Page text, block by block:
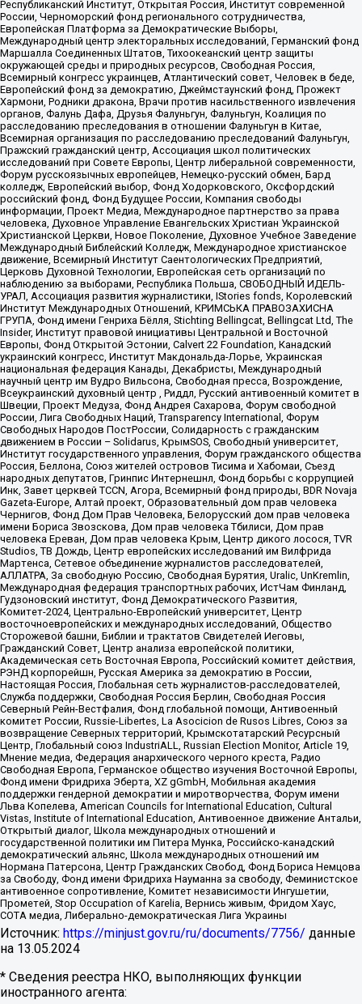
Республиканский Институт, Открытая Россия, Институт современной
России, Черноморский фонд регионального сотрудничества,
Европейская Платформа за Демократические Выборы,
Международный центр электоральных исследований, Германский фонд
Маршалла Соединенных Штатов, Тихоокеанский центр защиты
окружающей среды и природных ресурсов, Свободная Россия,
Всемирный конгресс украинцев, Атлантический совет, Человек в беде,
Европейский фонд за демократию, Джеймстаунский фонд, Прожект
Хармони, Родники дракона, Врачи против насильственного извлечения
органов, Фалунь Дафа, Друзья Фалуньгун, Фалуньгун, Коалиция по
расследованию преследования в отношении Фалуньгун в Китае,
Всемирная организация по расследованию преследований Фалуньгун,
Пражский гражданский центр, Ассоциация школ политических
исследований при Совете Европы, Центр либеральной современности,
Форум русскоязычных европейцев, Немецко-русский обмен, Бард
колледж, Европейский выбор, Фонд Ходорковского, Оксфордский
российский фонд, Фонд Будущее России, Компания свободы
информации, Проект Медиа, Международное партнерство за права
человека, Духовное Управление Евангельских Христиан Украинской
Христианской Церкви, Новое Поколение, Духовное Учебное Заведение
Международный Библейский Колледж, Международное христианское
движение, Всемирный Институт Саентологических Предприятий,
Церковь Духовной Технологии, Европейская сеть организаций по
наблюдению за выборами, Республика Польша, СВОБОДНЫЙ ИДЕЛЬ-
УРАЛ, Ассоциация развития журналистики, IStories fonds, Королевский
Институт Международных Отношений, КРИМСЬКА ПРАВОЗАХИСНА
ГРУПА, Фонд имени Генриха Бёлля, Stichting Bellingcat, Bellingcat Ltd, The
Insider, Институт правовой инициативы Центральной и Восточной
Европы, Фонд Открытой Эстонии, Calvert 22 Foundation, Канадский
украинский конгресс, Институт Макдональда-Лорье, Украинская
национальная федерация Канады, Декабристы, Международный
научный центр им Вудро Вильсона, Свободная пресса, Возрождение,
Всеукраинский духовный центр , Риддл, Русский антивоенный комитет в
Швеции, Проект Медуза, Фонд Андрея Сахарова, Форум свободной
России, Лига Свободных Наций, Transparеncy International, Форум
Свободных Народов ПостРоссии, Солидарность с гражданским
движением в России – Solidarus, КрымSOS, Свободный университет,
Институт государственного управления, Форум гражданского общества
Россия, Беллона, Союз жителей островов Тисима и Хабомаи, Съезд
народных депутатов, Гринпис Интернешнл, Фонд борьбы с коррупцией
Инк, Завет церквей TCCN, Агора, Всемирный фонд природы, BDR Novaja
Gazeta-Europe, Алтай проект, Образовательный дом прав человека
Чернигов, Фонд Дом Прав Человека, Белорусский дом прав человека
имени Бориса Звозскова, Дом прав человека Тбилиси, Дом прав
человека Ереван, Дом прав человека Крым, Центр дикого лосося, TVR
Studios, ТВ Дождь, Центр европейских исследований им Вилфрида
Мартенса, Сетевое объединение журналистов расследователей,
АЛЛАТРА, За свободную Россию, Свободная Бурятия, Uralic, UnKremlin,
Международная федерация транспортных рабочих, ИстЧам Финланд,
Гудзоновский институт, Фонд Демократического Развития,
Комитет-2024, Центрально-Европейский университет, Центр
восточноевропейских и международных исследований, Общество
Сторожевой башни, Библии и трактатов Свидетелей Иеговы,
Гражданский Совет, Центр анализа европейской политики,
Академическая сеть Восточная Европа, Российский комитет действия,
РЭНД корпорейшн, Русская Америка за демократию в России,
Настоящая Россия, Глобальная сеть журналистов-расследователей,
Служба поддержки, Свободная Россия Берлин, Свободная Россия
Северный Рейн-Вестфалия, Фонд глобальной помощи, Антивоенный
комитет России, Russie-Libertes, La Asocicion de Rusos Libres, Союз за
возвращение Северных территорий, Крымскотатарский Ресурсный
Центр, Глобальный союз IndustriALL, Russian Election Monitor, Article 19,
Мнение медиа, Федерация анархического черного креста, Радио
Свободная Европа, Германское общество изучения Восточной Европы,
Фонд имени Фридриха Эберта, XZ gGmbH, Мобильная академия
поддержки гендерной демократии и миротворчества, Форум имени
Льва Копелева, American Councils for International Education, Cultural
Vistas, Institute of International Education, Антивоенное движение Антальи,
Открытый диалог, Школа международных отношений и
государственной политики им Питера Мунка, Российско-канадский
демократический альянс, Школа международных отношений им
Нормана Патерсона, Центр Гражданских Свобод, Фонд Бориса Немцова
за Свободу, Фонд имени Фридриха Науманна за свободу, Феминистское
антивоенное сопротивление, Комитет независимости Ингушетии,
Прометей, Stop Occupation of Karelia, Вернись живым, Фридом Хаус,
СОТА медиа, Либерально-демократическая Лига Украины
Источник: https://minjust.gov.ru/ru/documents/7756/ данные
на 13.05.2024
* Сведения реестра НКО, выполняющих функции
иностранного агента: